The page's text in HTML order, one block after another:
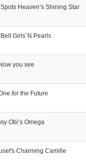
Heaven’s Shining Star
Belt Girls`N Pearls
you see
for the Future
Obi’s Omega
Charming Camille